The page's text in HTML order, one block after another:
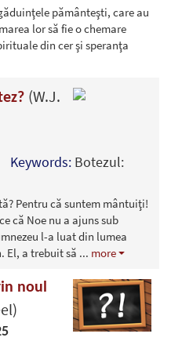
pământeşti, care au
lor să fie o chemare
din cer şi speranţa
(W.J.
Keywords: Botezul:
Pentru că suntem mântuiţi!
că Noe nu a ajuns sub
l-a luat din lumea
El, a trebuit să ... more
noul